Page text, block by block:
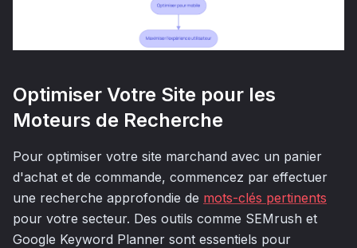
Optimiser Votre Site pour les
Moteurs de Recherche
Pour optimiser votre site marchand avec un panier
d'achat et de commande, commencez par effectuer
une recherche approfondie de mots-clés pertinents
pour votre secteur. Des outils comme SEMrush et
Google Keyword Planner sont essentiels pour